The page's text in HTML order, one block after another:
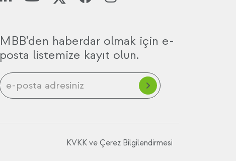
MBB'den haberdar olmak için e-
posta listemize kayıt olun.
KVKK ve Çerez Bilgilendirmesi